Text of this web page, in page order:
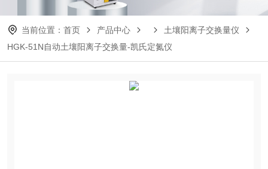
当前位置： 首页 产品中心
土壤阳离子交换量仪
HGK-51N自动土壤阳离子交换量-凯氏定氮仪